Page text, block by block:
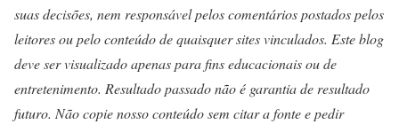
suas decisões, nem responsável pelos comentários postados pelos
leitores ou pelo conteúdo de quaisquer sites vinculados. Este blog
deve ser visualizado apenas para fins educacionais ou de
entretenimento. Resultado passado não é garantia de resultado
futuro. Não copie nosso conteúdo sem citar a fonte e pedir